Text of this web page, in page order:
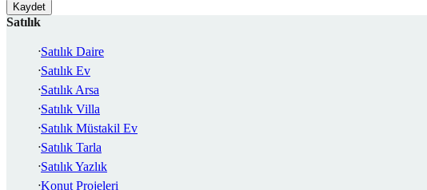
Kaydet
Satılık
Satılık Daire
Satılık Ev
Satılık Arsa
Satılık Villa
Satılık Müstakil Ev
Satılık Tarla
Satılık Yazlık
Konut Projeleri